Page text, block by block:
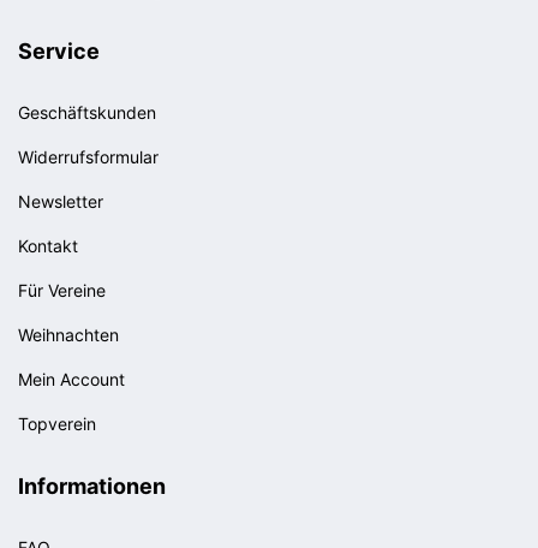
Service
Geschäftskunden
Widerrufsformular
Newsletter
Kontakt
Für Vereine
Weihnachten
Mein Account
Topverein
Informationen